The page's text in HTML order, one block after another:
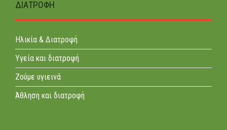
ΔΙΑΤΡΟΦΉ
Ηλικία & Διατροφή
Υγεία και διατροφή
Ζούμε υγιεινά
Άθληση και διατροφή